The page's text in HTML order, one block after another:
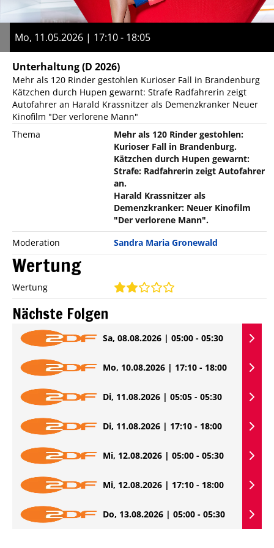
Mo, 11.05.2026 | 17:10 - 18:05
Unterhaltung(D 2026)
Mehr als 120 Rinder gestohlen Kurioser Fall in Brandenburg
Kätzchen durch Hupen gewarnt: Strafe Radfahrerin zeigt
Autofahrer an Harald Krassnitzer als Demenzkranker Neuer
Kinofilm "Der verlorene Mann"
Thema
Mehr als 120 Rinder gestohlen:
Kurioser Fall in Brandenburg.
Kätzchen durch Hupen gewarnt:
Strafe: Radfahrerin zeigt Autofahrer
an.
Harald Krassnitzer als
Demenzkranker: Neuer Kinofilm
"Der verlorene Mann".
Moderation
Sandra Maria Gronewald
Wertung
Wertung
Nächste Folgen
Sa, 08.08.2026 | 05:00 - 05:30
Mo, 10.08.2026 | 17:10 - 18:00
Di, 11.08.2026 | 05:05 - 05:30
Di, 11.08.2026 | 17:10 - 18:00
Mi, 12.08.2026 | 05:00 - 05:30
Mi, 12.08.2026 | 17:10 - 18:00
Do, 13.08.2026 | 05:00 - 05:30